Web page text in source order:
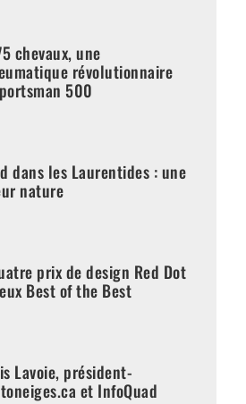
chevaux, une
révolutionnaire
500
dans les Laurentides : une
nature
prix de design Red Dot
Best of the Best
Lavoie, président-
et InfoQuad